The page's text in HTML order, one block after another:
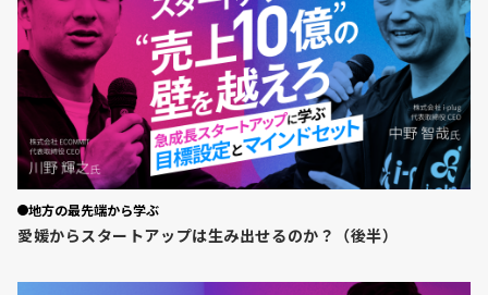
地方の最先端から学ぶ
愛媛からスタートアップは生み出せるのか？（後半）